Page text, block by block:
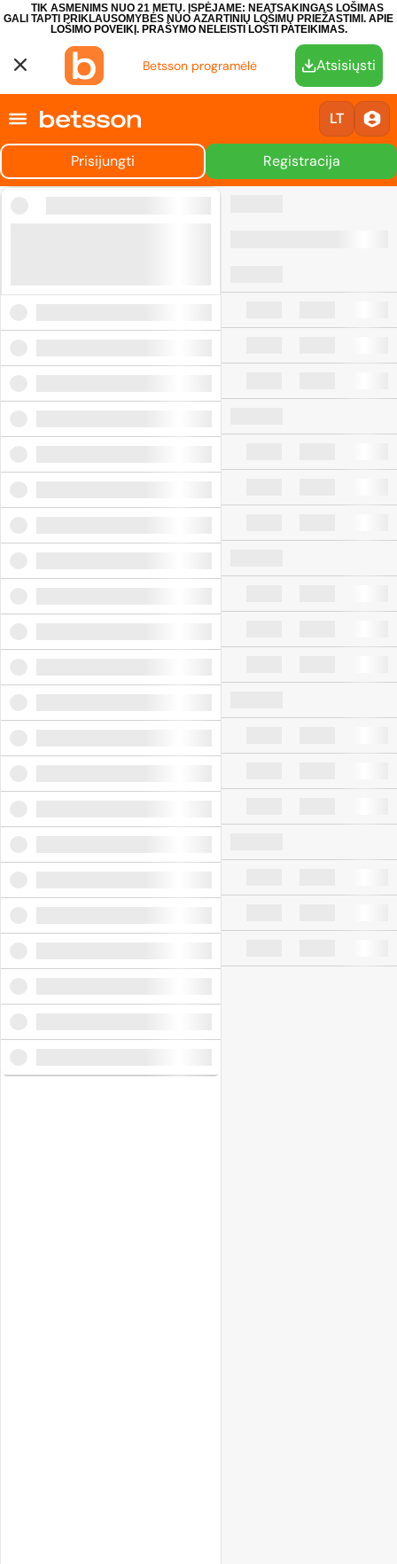
TIK ASMENIMS NUO 21 METŲ. ĮSPĖJAME: NEATSAKINGAS LOŠIMAS
GALI TAPTI PRIKLAUSOMYBĖS NUO AZARTINIŲ LOŠIMŲ PRIEŽASTIMI. APIE
LOŠIMO POVEIKĮ. PRAŠYMO NELEISTI LOŠTI PATEIKIMAS.
Betsson programėlė Atsisiųsti
LT
Prisijungti Registracija